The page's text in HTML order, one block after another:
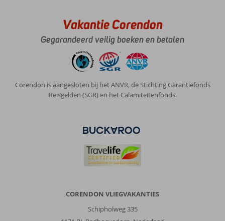
Vakantie Corendon
Gegarandeerd veilig boeken en betalen
Corendon is aangesloten bij het ANVR, de Stichting Garantiefonds
Reisgelden (SGR) en het Calamiteitenfonds.
CORENDON VLIEGVAKANTIES
Schipholweg 335